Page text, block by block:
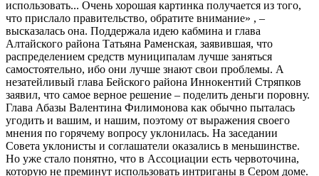
использовать... Очень хорошая картинка получается из того,
что прислало правительство, обратите внимание» , –
высказалась она. Поддержала идею кабмина и глава
Алтайского района Татьяна Раменская, заявившая, что
распределением средств муниципалам лучше заняться
самостоятельно, ибо они лучше знают свои проблемы. А
незатейливый глава Бейского района Иннокентий Стряпков
заявил, что самое верное решение – поделить деньги поровну.
Глава Абазы Валентина Филимонова как обычно пыталась
угодить и вашим, и нашим, поэтому от выражения своего
мнения по горячему вопросу уклонилась. На заседании
Совета уклонисты и соглашатели оказались в меньшинстве.
Но уже стало понятно, что в Ассоциации есть червоточина,
которую не преминут использовать интриганы в Сером доме.